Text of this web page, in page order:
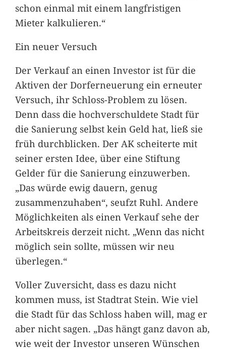
schon einmal mit einem langfristigen
Mieter kalkulieren.“
Ein neuer Versuch
Der Verkauf an einen Investor ist für die
Aktiven der Dorferneuerung ein erneuter
Versuch, ihr Schloss-Problem zu lösen.
Denn dass die hochverschuldete Stadt für
die Sanierung selbst kein Geld hat, ließ sie
früh durchblicken. Der AK scheiterte mit
seiner ersten Idee, über eine Stiftung
Gelder für die Sanierung einzuwerben.
„Das würde ewig dauern, genug
zusammenzuhaben“, seufzt Ruhl. Andere
Möglichkeiten als einen Verkauf sehe der
Arbeitskreis derzeit nicht. „Wenn das nicht
möglich sein sollte, müssen wir neu
überlegen.“
Voller Zuversicht, dass es dazu nicht
kommen muss, ist Stadtrat Stein. Wie viel
die Stadt für das Schloss haben will, mag er
aber nicht sagen. „Das hängt ganz davon ab,
wie weit der Investor unseren Wünschen